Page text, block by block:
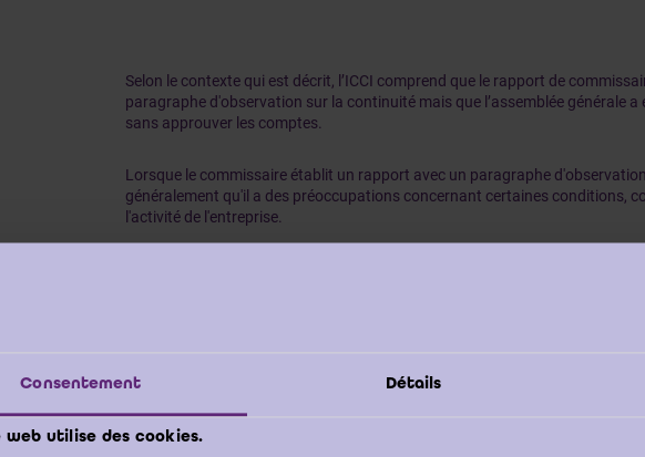
Consentement Détails
web utilise des cookies.
Selon le contexte qui est décrit, l’ICCI comprend que le rapport de
paragraphe d'observation sur la continuité mais que l’assemblée générale a
sans approuver les comptes.
Lorsque le commissaire établit un rapport avec un paragraphe
généralement qu'il a des préoccupations concernant certaines conditions,
l'activité de l'entreprise.
avant la publication des états financiers, font émerger des doutes
Selon les normes de révision, notamment la Norme ISA 570 qui traite de la
à laquelle les états financiers sont finalement approuvés, le commissaire doit
événements pourraient affecter l'opinion exprimée dans le rapport initial.